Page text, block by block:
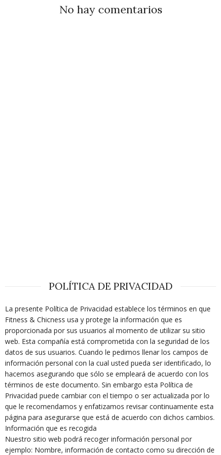
No hay comentarios
POLÍTICA DE PRIVACIDAD
La presente Política de Privacidad establece los términos en que
Fitness & Chicness usa y protege la información que es
proporcionada por sus usuarios al momento de utilizar su sitio
web. Esta compañía está comprometida con la seguridad de los
datos de sus usuarios. Cuando le pedimos llenar los campos de
información personal con la cual usted pueda ser identificado, lo
hacemos asegurando que sólo se empleará de acuerdo con los
términos de este documento. Sin embargo esta Política de
Privacidad puede cambiar con el tiempo o ser actualizada por lo
que le recomendamos y enfatizamos revisar continuamente esta
página para asegurarse que está de acuerdo con dichos cambios.
Información que es recogida
Nuestro sitio web podrá recoger información personal por
ejemplo: Nombre, información de contacto como su dirección de